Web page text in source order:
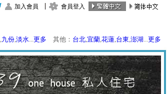
加入會員 會員登入
,九份,淡水...更多 其他： 台北,宜蘭,花蓮,台東,澎湖...更多